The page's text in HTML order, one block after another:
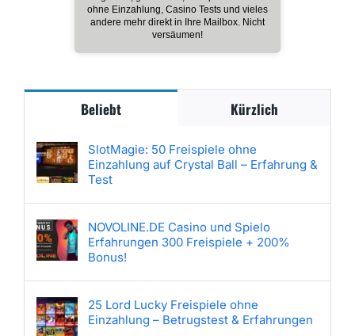
ohne Einzahlung, Casino Tests und vieles
andere mehr direkt in Ihre Mailbox. Nicht
versäumen!
Beliebt Kürzlich
SlotMagie: 50 Freispiele ohne
Einzahlung auf Crystal Ball – Erfahrung &
Test
NOVOLINE.DE Casino und Spielo
Erfahrungen 300 Freispiele + 200%
Bonus!
25 Lord Lucky Freispiele ohne
Einzahlung – Betrugstest & Erfahrungen